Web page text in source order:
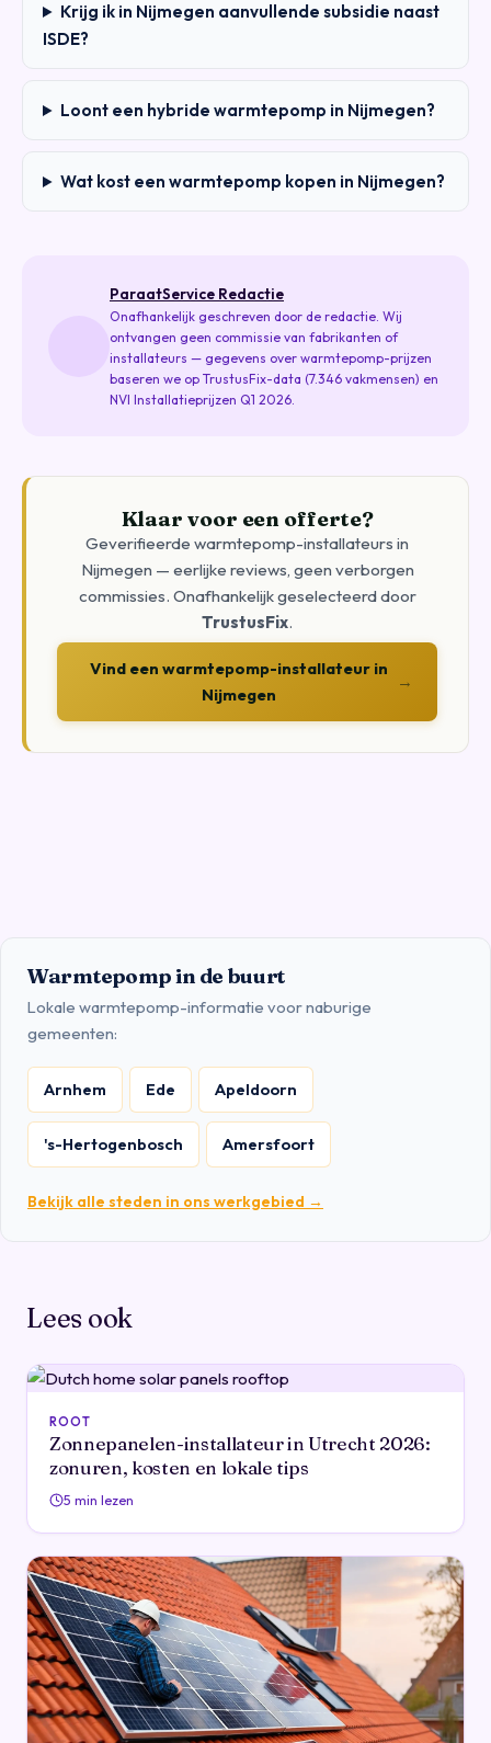
Krijg ik in Nijmegen aanvullende subsidie naast
ISDE?
Loont een hybride warmtepomp in Nijmegen?
Wat kost een warmtepomp kopen in Nijmegen?
ParaatService Redactie
Onafhankelijk geschreven door de redactie. Wij
ontvangen geen commissie van fabrikanten of
installateurs — gegevens over warmtepomp-prijzen
baseren we op TrustusFix-data (7.346 vakmensen) en
NVI Installatieprijzen Q1 2026.
Klaar voor een offerte?
Geverifieerde warmtepomp-installateurs in
Nijmegen — eerlijke reviews, geen verborgen
commissies. Onafhankelijk geselecteerd door
TrustusFix.
Vind een warmtepomp-installateur in
Nijmegen
→
Warmtepomp in de buurt
Lokale warmtepomp-informatie voor naburige
gemeenten:
Arnhem Ede Apeldoorn
's-Hertogenbosch Amersfoort
Bekijk alle steden in ons werkgebied →
Lees ook
ROOT
Zonnepanelen-installateur in Utrecht 2026:
zonuren, kosten en lokale tips
5 min lezen